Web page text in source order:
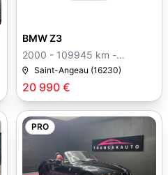
20 990 €
BMW Z3
2000 - 109945 km -
Manuelle
Saint-Angeau (16230)
PRO